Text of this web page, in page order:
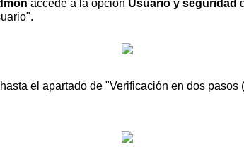
accede a la opción Usuario y seguridad
el apartado de "Verificación en dos pasos